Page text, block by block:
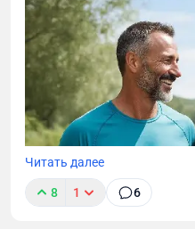
Читать далее
8 1 6